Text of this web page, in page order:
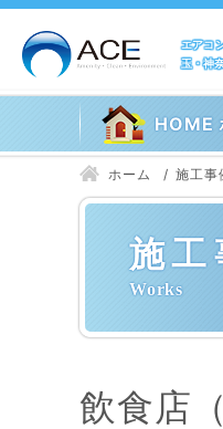
エアコ
玉・神
HOME
ホーム 施工事
施工
飲食店